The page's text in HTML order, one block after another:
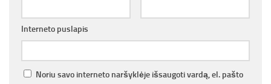
Interneto puslapis
Noriu savo interneto naršyklėje išsaugoti vardą, el. pašto